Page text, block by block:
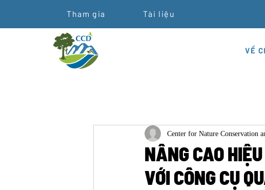
Tham gia Tài liệu
VỀ
NÂNG CAO
VỚI CÔNG CỤ
Center for Nature Conservation